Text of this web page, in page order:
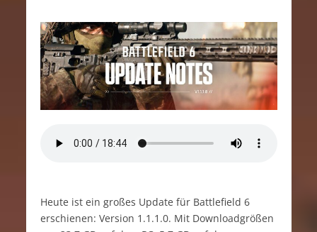
Heute ist ein großes Update für Battlefield 6
erschienen: Version 1.1.1.0. Mit Downloadgrößen